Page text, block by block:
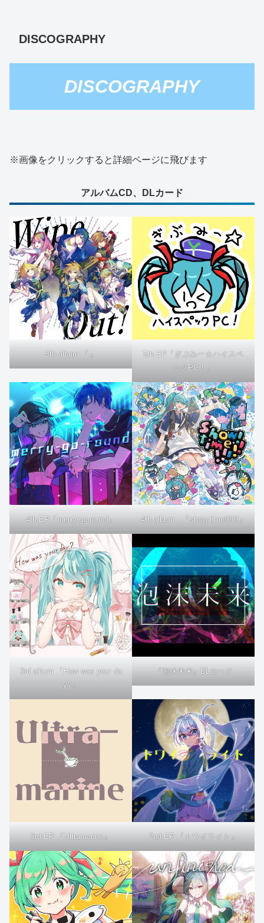
DISCOGRAPHY
DISCOGRAPHY
※画像をクリックすると詳細ページに飛びます
アルバムCD、DLカード
5th album 「」
5th EP「ぎぶみー☆ハイスペ
ックPC！」
4th EP「merry-go-round」 4th album 「show time!!!!!!」
3rd album 「How was your da
y?」
『泡沫未来』DLカード
3rd EP 「Ultramarine」 2nd EP 「トワイライト」